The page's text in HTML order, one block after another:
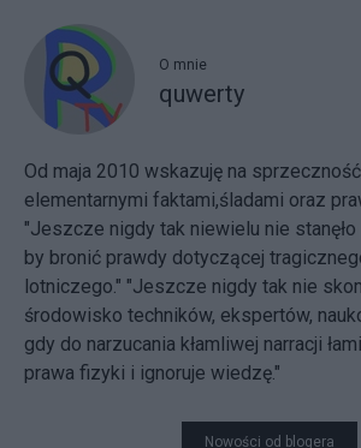
O mnie
quwerty
Od maja 2010 wskazuję na
elementarnymi faktami,śladami oraz
"Jeszcze nigdy tak niewielu nie
by bronić prawdy dotyczącej
lotniczego." "Jeszcze nigdy tak nie
środowisko techników, ekspertów,
gdy do narzucania kłamliwej narracji
prawa fizyki i ignoruje wiedzę."
Nowości od blogera